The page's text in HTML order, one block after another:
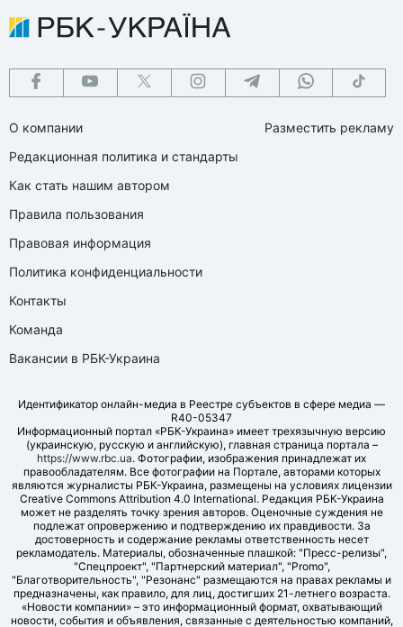
О компании
Редакционная политика и стандарты
Как стать нашим автором
Правила пользования
Правовая информация
Политика конфиденциальности
Контакты
Команда
Вакансии в РБК-Украина
Разместить рекламу
Идентификатор онлайн-медиа в Реестре субъектов в сфере медиа —
R40-05347
Информационный портал «РБК-Украина» имеет трехязычную версию
(украинскую, русскую и английскую), главная страница портала –
https://www.rbc.ua. Фотографии, изображения принадлежат их
правообладателям. Все фотографии на Портале, авторами которых
являются журналисты РБК-Украина, размещены на условиях лицензии
Creative Commons Attribution 4.0 International. Редакция РБК-Украина
может не разделять точку зрения авторов. Оценочные суждения не
подлежат опровержению и подтверждению их правдивости. За
достоверность и содержание рекламы ответственность несет
рекламодатель. Материалы, обозначенные плашкой: "Пресс-релизы",
"Спецпроект", "Партнерский материал", "Promo",
"Благотворительность", "Резонанс" размещаются на правах рекламы и
предназначены, как правило, для лиц, достигших 21-летнего возраста.
«Новости компании» – это информационный формат, охватывающий
новости, события и объявления, связанные с деятельностью компаний,